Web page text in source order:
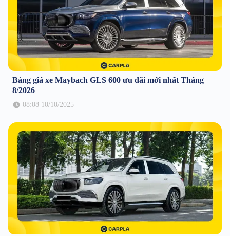
Bảng giá xe Maybach GLS 600 ưu đãi mới nhất Tháng
8/2026
08:08 10/10/2025